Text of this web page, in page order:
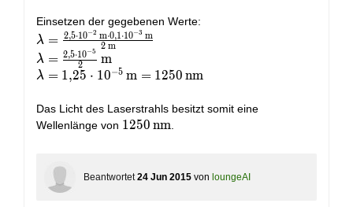
{b}
s \cdot b}
{L}
Einsetzen der gegebenen Werte:
\lambda =
\frac{2,5
\cdot
10^{-2} \,
\text{m}
\cdot 0,1
\cdot
\text{m}}
{2 \,
\text{m}}
λ = 2 m
2,5⋅10−2 m⋅0,1 ⋅10−3 m
\lambda
=
\cdot
10^{-5}}
λ = 2
2,5⋅10−5
m
\lambda =
10^{-5} \,
\text{m}
λ = 1,25 ⋅ 10−5 m = 1250 nm
Das Licht des Laserstrahls besitzt somit eine
Wellenlänge von 1250 \,
1250 nm.
Beantwortet 24 Jun 2015 von loungeAI